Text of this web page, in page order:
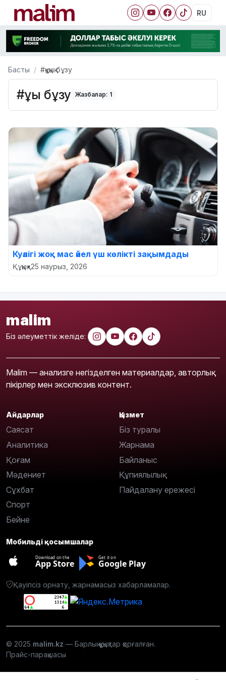
RU
Басты #құқық бұзу
#құқық бұзу Жазбалар: 1
Куәлігі жоқ мас әйел үш көлікті зақымдады
Құқық•25 наурыз, 2026
malim
Біз әлеуметтік желіде:
Malim — анализге негізделген материалдар, авторлық
пікірлер мен эксклюзив контент.
Айдарлар
Саясат
Аналитика
Қоғам
Мәдениет
Сұхбат
Спорт
Бейне
Қызмет
Біз туралы
Жарнама
Байланыс
Құпиялылық
Пайдалану ережесі
Мобильді қосымшалар
Download on the
App Store
Get it on
Google Play
Қауіпсіз орнату, жарнамасыз хабарламалар.
© 2025 malim.kz — Барлық құқықтар қорғалған.
Прайс-парақшасы